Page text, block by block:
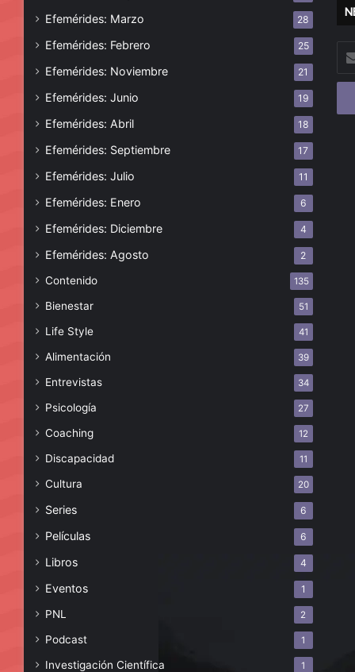
Efemérides: Marzo 28
Efemérides: Febrero 25
Efemérides: Noviembre 21
Efemérides: Junio 19
Efemérides: Abril 18
Efemérides: Septiembre 17
Efemérides: Julio 11
Efemérides: Enero 6
Efemérides: Diciembre 4
Efemérides: Agosto 2
Contenido 135
Bienestar 51
Life Style 41
Alimentación 39
Entrevistas 34
Psicología 27
Coaching 12
Discapacidad 11
Cultura 20
Series 6
Películas 6
Libros 4
Eventos 1
PNL 2
Podcast 1
Investigación Científica 1